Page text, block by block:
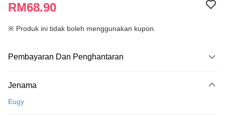
RM68.90
※ Produk ini tidak boleh menggunakan kupon.
Pembayaran Dan Penghantaran
Kad Kredit
Perbankan atas talian
Jenama
Eugy